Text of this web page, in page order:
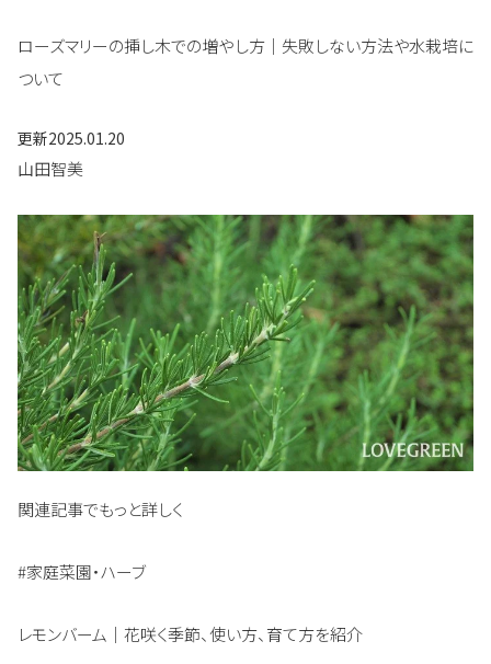
ローズマリーの挿し木での増やし方｜失敗しない方法や水栽培に
ついて
更新2025.01.20
山田智美
関連記事でもっと詳しく
#家庭菜園・ハーブ
レモンバーム｜花咲く季節、使い方、育て方を紹介